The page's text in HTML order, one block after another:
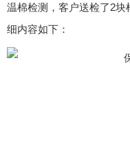
温棉检测，客户送检了2
细内容如下：